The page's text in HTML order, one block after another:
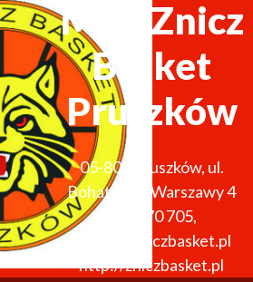
MKS Znicz
Basket
Pruszków
05-800 Pruszków, ul.
Bohaterów Warszawy 4
691 270 705,
zarzad@zniczbasket.pl
http://zniczbasket.pl